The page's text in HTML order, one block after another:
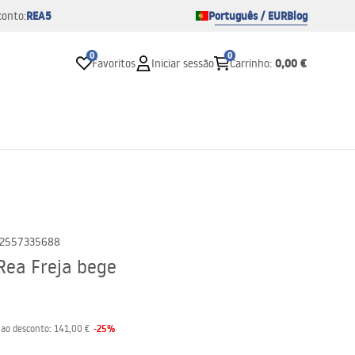
REA5 Português / EURBlog
0
Favoritos Iniciar sessão
0
Carrinho: 0,00 €
Freja bege
desconto: 141,00 € -25%